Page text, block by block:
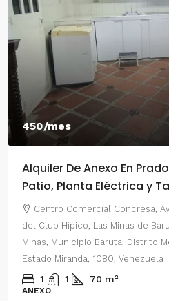
450/mes
Alquiler De Anexo En
Patio, Planta Eléctrica y
Centro Comercial Concresa,
del Club Hípico, Las Minas de
Minas, Municipio Baruta, Distrito
Estado Miranda, 1080, Venezuela
1 70 m²
ANEXO